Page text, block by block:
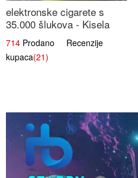
elektronske cigarete s
35.000 šlukova - Kisela
Jabuka Led | Osježavajući
Kiselo-Slatki Okus
714 Prodano Recenzije
kupaca(21)